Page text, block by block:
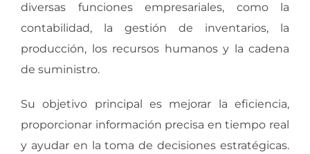
diversas funciones empresariales, como la
contabilidad, la gestión de inventarios, la
producción, los recursos humanos y la cadena
de suministro.
Su objetivo principal es mejorar la eficiencia,
proporcionar información precisa en tiempo real
y ayudar en la toma de decisiones estratégicas.